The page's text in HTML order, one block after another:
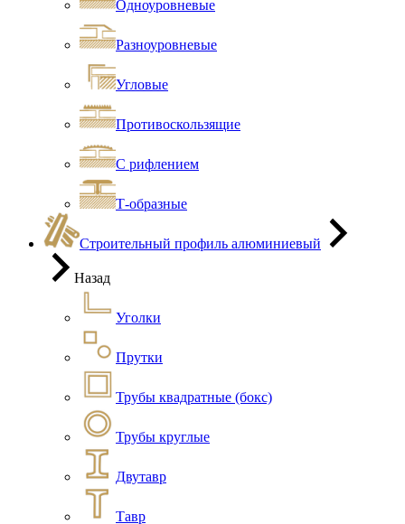
Одноуровневые
Разноуровневые
Угловые
Противоскользящие
С рифлением
Т-образные
Строительный профиль алюминиевый
Назад
Уголки
Прутки
Трубы квадратные (бокс)
Трубы круглые
Двутавр
Тавр